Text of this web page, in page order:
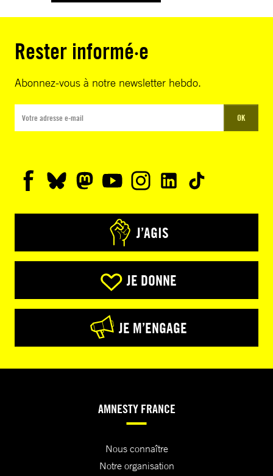
Rester informé·e
Abonnez-vous à notre newsletter hebdo.
OK
J’AGIS
JE DONNE
JE M’ENGAGE
AMNESTY FRANCE
Nous connaître
Notre organisation